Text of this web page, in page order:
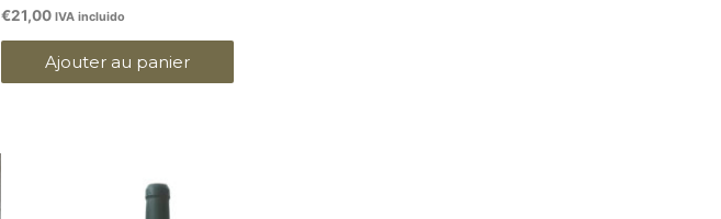
€21,00 IVA incluido
Ajouter au panier